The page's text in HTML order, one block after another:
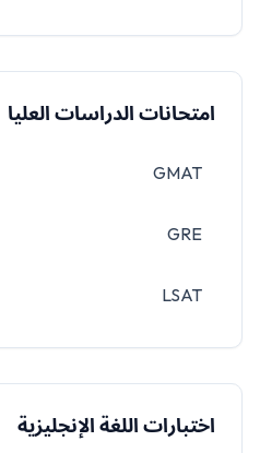
امتحانات الدراسات العليا
GMAT
GRE
LSAT
اختبارات اللغة الإنجليزية